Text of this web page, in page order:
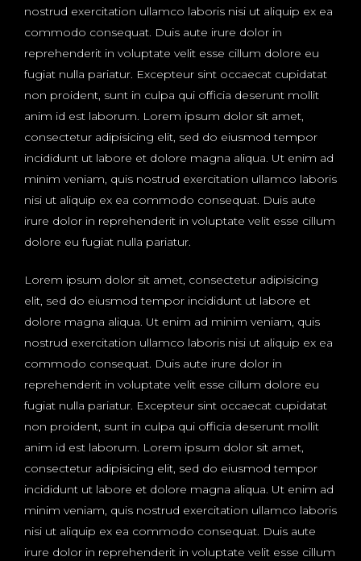
nostrud exercitation ullamco laboris nisi ut aliquip ex ea
commodo consequat. Duis aute irure dolor in
reprehenderit in voluptate velit esse cillum dolore eu
fugiat nulla pariatur. Excepteur sint occaecat cupidatat
non proident, sunt in culpa qui officia deserunt mollit
anim id est laborum. Lorem ipsum dolor sit amet,
consectetur adipisicing elit, sed do eiusmod tempor
incididunt ut labore et dolore magna aliqua. Ut enim ad
minim veniam, quis nostrud exercitation ullamco laboris
nisi ut aliquip ex ea commodo consequat. Duis aute
irure dolor in reprehenderit in voluptate velit esse cillum
dolore eu fugiat nulla pariatur.
Lorem ipsum dolor sit amet, consectetur adipisicing
elit, sed do eiusmod tempor incididunt ut labore et
dolore magna aliqua. Ut enim ad minim veniam, quis
nostrud exercitation ullamco laboris nisi ut aliquip ex ea
commodo consequat. Duis aute irure dolor in
reprehenderit in voluptate velit esse cillum dolore eu
fugiat nulla pariatur. Excepteur sint occaecat cupidatat
non proident, sunt in culpa qui officia deserunt mollit
anim id est laborum. Lorem ipsum dolor sit amet,
consectetur adipisicing elit, sed do eiusmod tempor
incididunt ut labore et dolore magna aliqua. Ut enim ad
minim veniam, quis nostrud exercitation ullamco laboris
nisi ut aliquip ex ea commodo consequat. Duis aute
irure dolor in reprehenderit in voluptate velit esse cillum